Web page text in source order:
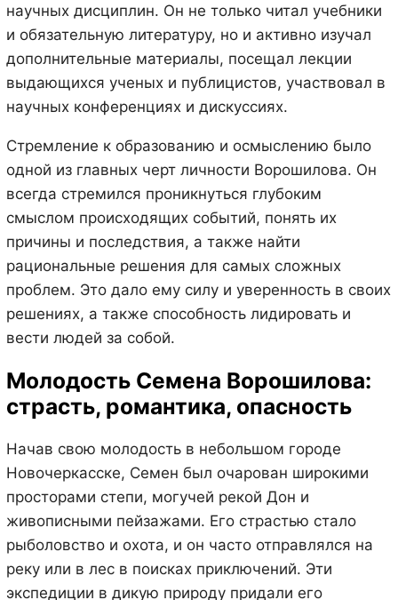
научных дисциплин. Он не только читал учебники
и обязательную литературу, но и активно изучал
дополнительные материалы, посещал лекции
выдающихся ученых и публицистов, участвовал в
научных конференциях и дискуссиях.
Стремление к образованию и осмыслению было
одной из главных черт личности Ворошилова. Он
всегда стремился проникнуться глубоким
смыслом происходящих событий, понять их
причины и последствия, а также найти
рациональные решения для самых сложных
проблем. Это дало ему силу и уверенность в своих
решениях, а также способность лидировать и
вести людей за собой.
Молодость Семена Ворошилова:
страсть, романтика, опасность
Начав свою молодость в небольшом городе
Новочеркасске, Семен был очарован широкими
просторами степи, могучей рекой Дон и
живописными пейзажами. Его страстью стало
рыболовство и охота, и он часто отправлялся на
реку или в лес в поисках приключений. Эти
экспедиции в дикую природу придали его